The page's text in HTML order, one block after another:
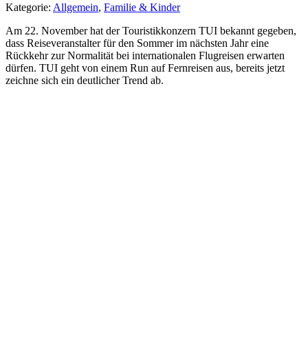
Kategorie: Allgemein, Familie & Kinder
Am 22. November hat der Touristikkonzern TUI bekannt gegeben,
dass Reiseveranstalter für den Sommer im nächsten Jahr eine
Rückkehr zur Normalität bei internationalen Flugreisen erwarten
dürfen. TUI geht von einem Run auf Fernreisen aus, bereits jetzt
zeichne sich ein deutlicher Trend ab.